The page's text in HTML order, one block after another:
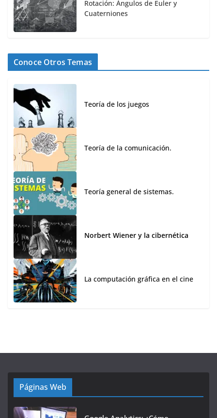
Rotación: Ángulos de Euler y
Cuaterniones
Conoce Otros Temas
Teoría de los juegos
Teoría de la comunicación.
Teoría general de sistemas.
Norbert Wiener y la cibernética
La computación gráfica en el cine
Páginas Web